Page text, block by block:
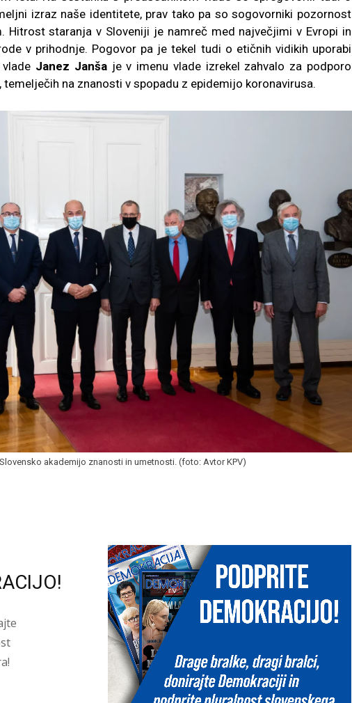
izraz naše identitete, prav tako pa so sogovorniki pozornost
Hitrost staranja v Sloveniji je namreč med največjimi v Evropi in
v prihodnje. Pogovor pa je tekel tudi o etičnih vidikih uporabi
Janez Janšaje v imenu vlade izrekel zahvalo za podporo
na znanosti v spopadu z epidemijo koronavirusa.
akademijo znanosti in umetnosti. (foto: Avtor KPV)